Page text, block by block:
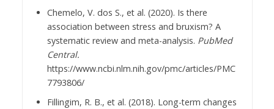
Chemelo, V. dos S., et al. (2020). Is there
association between stress and bruxism? A
systematic review and meta-analysis. PubMed
Central.
https://www.ncbi.nlm.nih.gov/pmc/articles/PMC
7793806/
Fillingim, R. B., et al. (2018). Long-term changes